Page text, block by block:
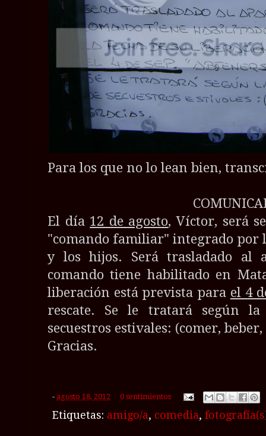
Para los que no lo lean bien,
El día 12 de agosto, Víctor, será
"comando familiar" integrado por
y los hijos. Será trasladado al
comando tiene habilitado en
liberación está prevista para el 4
rescate. Se le tratará según
secuestros estivales: (comer,
Gracias.
- agosto 18, 2012 0 sentimientos
Etiquetas: amigo/a, comedia,